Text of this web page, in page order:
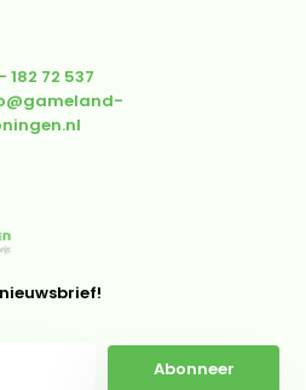
182 72 537
Abonneer